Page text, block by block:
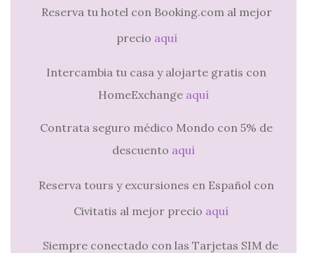
Reserva tu hotel con Booking.com al mejor
precio aquí
Intercambia tu casa y alojarte gratis con
HomeExchange aquí
Contrata seguro médico Mondo con 5% de
descuento aquí
Reserva tours y excursiones en Español con
Civitatis al mejor precio aquí
Siempre conectado con las Tarjetas SIM de